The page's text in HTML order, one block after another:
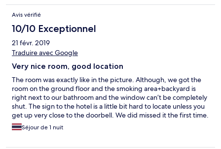
Avis vérifié
10/10 Exceptionnel
21 févr. 2019
Traduire avec Google
Very nice room, good location
The room was exactly like in the picture. Although, we got the
room on the ground floor and the smoking area+backyard is
right next to our bathroom and the window can’t be completely
shut. The sign to the hotel is a little bit hard to locate unless you
get up very close to the doorbell. We did missed it the first time.
There is no staff present but the owner did give us the
instructions on how to get in, parking location etc. The room is
Séjour de 1 nuit